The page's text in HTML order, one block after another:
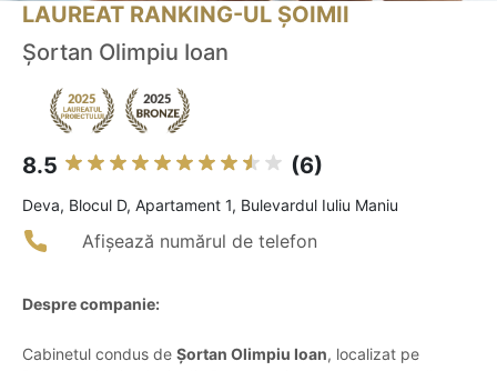
LAUREAT RANKING-UL ȘOIMII
Şortan Olimpiu Ioan
8.5 (6)
Deva, Blocul D, Apartament 1, Bulevardul Iuliu Maniu
Afișează numărul de telefon
Despre companie:
Cabinetul condus de Șortan Olimpiu Ioan, localizat pe